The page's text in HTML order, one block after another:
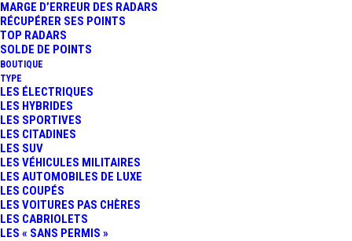
MARGE D’ERREUR DES RADARS
RÉCUPÉRER SES POINTS
TOP RADARS
SOLDE DE POINTS
BOUTIQUE
TYPE
LES ÉLECTRIQUES
LES HYBRIDES
LES SPORTIVES
LES CITADINES
LES SUV
LES VÉHICULES MILITAIRES
LES AUTOMOBILES DE LUXE
LES COUPÉS
LES VOITURES PAS CHÈRES
LES CABRIOLETS
LES « SANS PERMIS »
4 Minutes